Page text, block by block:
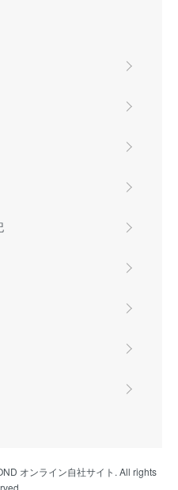
オンライン自社サイト. All rights